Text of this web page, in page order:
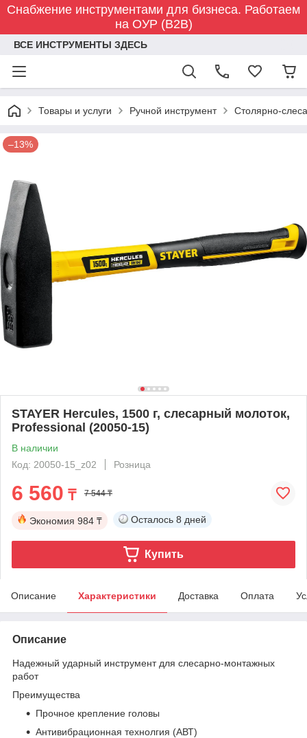
Снабжение инструментами для бизнеса. Работаем
на ОУР (B2B)
ВСЕ ИНСТРУМЕНТЫ ЗДЕСЬ
Товары и услуги Ручной инструмент Столярно-
–13%
STAYER Hercules, 1500 г, слесарный молоток,
Professional (20050-15)
В наличии
Код: 20050-15_z02
Розница
6 560 ₸ 7 544 ₸
Экономия 984 ₸ Осталось 8 дней
Купить
Описание Характеристики Доставка Оплата
Описание
Надежный ударный инструмент для слесарно-монтажных
работ
Преимущества
Прочное крепление головы
Антивибрационная технолгия (АВТ)